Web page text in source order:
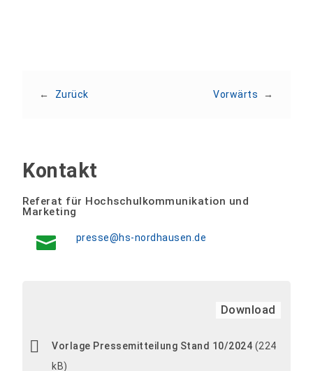
← Zurück Vorwärts →
Kontakt
Referat für Hochschulkommunikation und
Marketing
presse@hs-nordhausen.de
Download
Vorlage Pressemitteilung Stand 10/2024 (224
kB)